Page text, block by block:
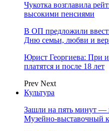
Чукотка возглавила
высокими пенсиями
В ОП предложили
Дню семьи, любви и
Юрист Георгиева: При
платятся и после 18 лет
Prev Next
Культура
Зашли на пять минут —
Музейно-выставочный